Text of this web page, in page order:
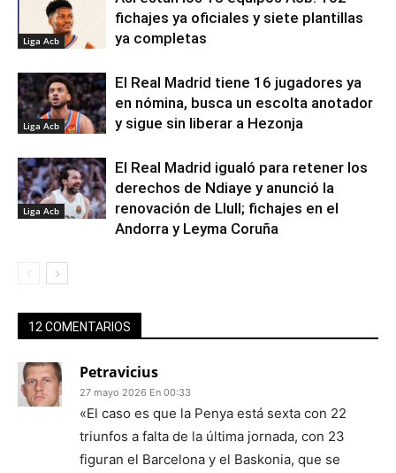
Liga Acb
fichajes ya oficiales y siete plantillas
ya completas
Liga Acb
El Real Madrid tiene 16 jugadores ya
en nómina, busca un escolta anotador
y sigue sin liberar a Hezonja
Liga Acb
El Real Madrid igualó para retener los
derechos de Ndiaye y anunció la
renovación de Llull; fichajes en el
Andorra y Leyma Coruña
12 COMENTARIOS
Petravicius
27 mayo 2026 En 00:33
«El caso es que la Penya está sexta con 22
triunfos a falta de la última jornada, con 23
figuran el Barcelona y el Baskonia, que se